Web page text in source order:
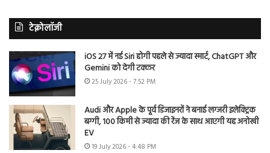
टेक्नोलॉजी
iOS 27 में नई Siri होगी पहले से ज्यादा स्मार्ट, ChatGPT और
Gemini को देगी टक्कर
25 July 2026 - 7:52 PM
Audi और Apple के पूर्व डिजाइनरों ने बनाई लग्जरी इलेक्ट्रिक
बग्गी, 100 किमी से ज्यादा की रेंज के साथ आएगी यह अनोखी
EV
19 July 2026 - 4:48 PM